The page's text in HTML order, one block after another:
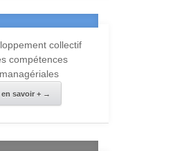
collectif
compétences
managériales
en savoir + →